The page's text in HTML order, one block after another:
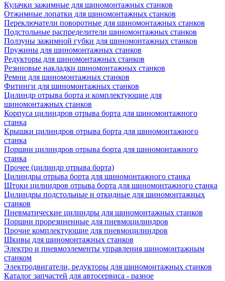
Кулачки зажимные для шиномонтажных станков
Отжимные лопатки для шиномонтажных станков
Переключатели поворотные для шиномонтажных станков
Подстольные распределители шиномонтажных станков
Ползуны зажимной губки для шиномонтажных станков
Пружины для шиномонтажных станков
Редукторы для шиномонтажных станков
Резиновые накладки шиномонтажных станков
Ремни для шиномонтажных станков
Фитинги для шиномонтажных станков
Цилиндр отрыва борта и комплектующие для
шиномонтажных станков
Корпуса цилиндров отрыва борта для шиномонтажного
станка
Крышки цилиндров отрыва борта для шиномонтажного
станка
Поршни цилиндров отрыва борта для шиномонтажного
станка
Прочее (цилиндр отрыва борта)
Цилиндры отрыва борта для шиномонтажного станка
Штоки цилиндров отрыва борта для шиномонтажного станка
Цилиндры подстольные и откидные для шиномонтажных
станков
Пневматические цилиндры для шиномонтажных станков
Поршни прорезиненные для пневмоцилиндров
Прочие комплектующие для пневмоцилиндров
Шкивы для шиномонтажных станков
Электро и пневмоэлементы управления шиномонтажным
станком
Электродвигатели, редукторы для шиномонтажных станков
Каталог запчастей для автосервиса - разное